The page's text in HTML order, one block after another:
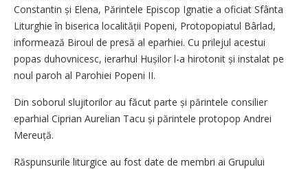
Constantin și Elena, Părintele Episcop Ignatie a oficiat Sfânta
Liturghie în biserica localității Popeni, Protopopiatul Bârlad,
informează Biroul de presă al eparhiei. Cu prilejul acestui
popas duhovnicesc, ierarhul Hușilor l-a hirotonit și instalat pe
noul paroh al Parohiei Popeni II.
Din soborul slujitorilor au făcut parte și părintele consilier
eparhial Ciprian Aurelian Tacu și părintele protopop Andrei
Mereuță.
Răspunsurile liturgice au fost date de membri ai Grupului